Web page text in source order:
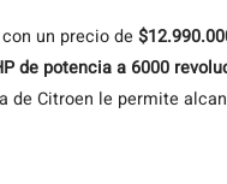
un precio de
de potencia a 6000
de Citroen le permite